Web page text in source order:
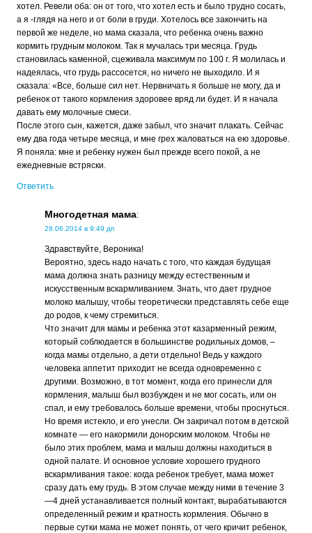
хотел. Ревели оба: он от того, что хотел есть и было трудно сосать,
а я -глядя на него и от боли в груди. Хотелось все закончить на
первой же неделе, но мама сказала, что ребенка очень важно
кормить грудным молоком. Так я мучалась три месяца. Грудь
становилась каменной, сцеживала максимум по 100 г. Я молилась и
надеялась, что грудь рассосется, но ничего не выходило. И я
сказала: «Все, больше сил нет. Нервничать я больше не могу, да и
ребенок от такого кормления здоровее вряд ли будет. И я начала
давать ему молочные смеси.
После этого сын, кажется, даже забыл, что значит плакать. Сейчас
ему два года четыре месяца, и мне грех жаловаться на ею здоровье.
Я поняла: мне и ребенку нужен был прежде всего покой, а не
ежедневные встряски.
Ответить
Многодетная мама:
28.06.2014 в 9:49 дп
Здравствуйте, Вероника!
Вероятно, здесь надо начать с того, что каждая будущая
мама должна знать разницу между естественным и
искусственным вскармливанием. Знать, что дает грудное
молоко малышу, чтобы теоретически представлять себе еще
до родов, к чему стремиться.
Что значит для мамы и ребенка этот казарменный режим,
который соблюдается в большинстве родильных домов, –
когда мамы отдельно, а дети отдельно! Ведь у каждого
человека аппетит приходит не всегда одновременно с
другими. Возможно, в тот момент, когда его принесли для
кормления, малыш был возбужден и не мог сосать, или он
спал, и ему требовалось больше времени, чтобы проснуться.
Но время истекло, и его унесли. Он закричал потом в детской
комнате — его накормили донорским молоком. Чтобы не
было этих проблем, мама и малыш должны находиться в
одной палате. И основное условие хорошего грудного
вскармливания такое: когда ребенок требует, мама может
сразу дать ему грудь. В этом случае между ними в течение 3
—4 дней устанавливается полный контакт, вырабатываются
определенный режим и кратность кормления. Обычно в
первые сутки мама не может понять, от чего кричит ребенок,